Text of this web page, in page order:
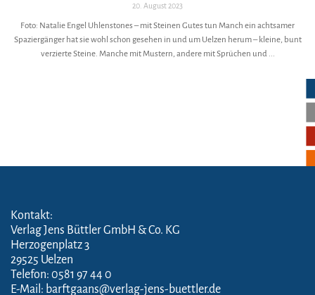
20. August 2023
Foto: Natalie Engel Uhlenstones – mit Steinen Gutes tun Manch ein achtsamer
Spaziergänger hat sie wohl schon gesehen in und um Uelzen herum – kleine, bunt
verzierte Steine. Manche mit Mustern, andere mit Sprüchen und ...
Kontakt:
Verlag Jens Büttler GmbH & Co. KG
Herzogenplatz 3
29525 Uelzen
Telefon: 0581 97 44 0
E-Mail: barftgaans@verlag-jens-buettler.de